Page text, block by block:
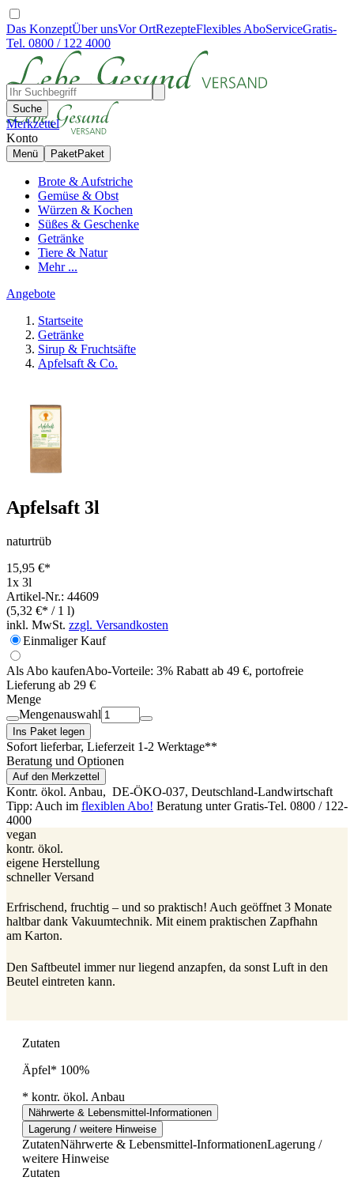
Das KonzeptÜber unsVor OrtRezepteFlexibles AboServiceGratis-
Tel. 0800 / 122 4000
Suche
Merkzettel
Konto
Menü PaketPaket
Brote & Aufstriche
Gemüse & Obst
Würzen & Kochen
Süßes & Geschenke
Getränke
Tiere & Natur
Mehr ...
Angebote
Startseite
Getränke
Sirup & Fruchtsäfte
Apfelsaft & Co.
Apfelsaft 3l
naturtrüb
15,95 €*
1x 3l
Artikel-Nr.: 44609
(5,32 €* / 1 l)
inkl. MwSt. zzgl. Versandkosten
Einmaliger Kauf
Als Abo kaufenAbo-Vorteile: 3% Rabatt ab 49 €, portofreie
Lieferung ab 29 €
Menge
Mengenauswahl
Ins Paket legen
Sofort lieferbar, Lieferzeit 1-2 Werktage**
Beratung und Optionen
Auf den Merkzettel
Kontr. ökol. Anbau, DE-ÖKO-037, Deutschland-Landwirtschaft
Tipp: Auch im flexiblen Abo! Beratung unter Gratis-Tel. 0800 / 122-
4000
vegan
kontr. ökol.
eigene Herstellung
schneller Versand
Erfrischend, fruchtig – und so praktisch! Auch geöffnet 3 Monate
haltbar dank Vakuumtechnik. Mit einem praktischen Zapfhahn
am Karton.
Den Saftbeutel immer nur liegend anzapfen, da sonst Luft in den
Beutel eintreten kann.
Zutaten
Äpfel* 100%
* kontr. ökol. Anbau
Nährwerte & Lebensmittel-Informationen
Lagerung / weitere Hinweise
ZutatenNährwerte & Lebensmittel-InformationenLagerung /
weitere Hinweise
Zutaten